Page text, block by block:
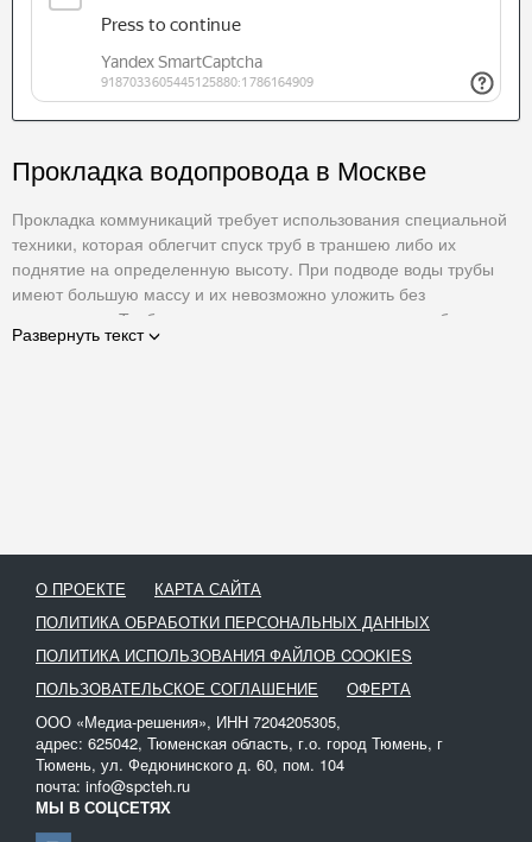
Прокладка водопровода в Москве
Прокладка коммуникаций требует использования специальной
техники, которая облегчит спуск труб в траншею либо их
поднятие на определенную высоту. При подводе воды трубы
имеют большую массу и их невозможно уложить без
спецтехники. Трубоукладчики позволяют положить трубы с
точностью до сантиметра, благодаря чему процесс значительно
при помощи трубоукладчика занимает минимум времени и
рационализирует труд мастеров.
Услуга может понадобится, как крупным компаниям, так и
частным домовладениям, которые решили провести либо
улучшить состояние водопроводной сети. На сайте
представлены контакты компаний, которые занимаются
прокладкой водопровода и предоставляют спецтехнику для
проведения необходимых работ.
Развернуть текст
О ПРОЕКТЕ
КАРТА САЙТА
ПОЛИТИКА ОБРАБОТКИ ПЕРСОНАЛЬНЫХ ДАННЫХ
ПОЛИТИКА ИСПОЛЬЗОВАНИЯ ФАЙЛОВ COOKIES
ПОЛЬЗОВАТЕЛЬСКОЕ СОГЛАШЕНИЕ
ОФЕРТА
ООО «Медиа-решения», ИНН 7204205305,
адрес: 625042, Тюменская область, г.о. город Тюмень, г
Тюмень, ул. Федюнинского д. 60, пом. 104
почта: info@spcteh.ru
МЫ В СОЦСЕТЯХ